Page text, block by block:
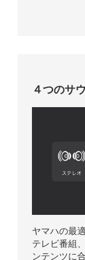
４つのサ
ヤマハの最
テレビ番組
ンテンツに